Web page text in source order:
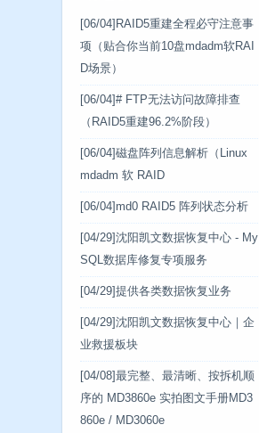
[06/04] RAID5重建全程必守注意事
项（贴合你当前10盘mdadm软RAI
D场景）
[06/04] # FTP无法访问故障排查
（RAID5重建96.2%阶段）
[06/04] 磁盘阵列信息解析（Linux
mdadm 软 RAID
[06/04] md0 RAID5 阵列状态分析
[04/29] 沈阳凯文数据恢复中心 - My
SQL数据库修复专项服务
[04/29] 提供各类数据恢复业务
[04/29] 沈阳凯文数据恢复中心｜企
业救援板块
[04/08] 最完整、最清晰、按拆机顺
序的 MD3860e 实拍图文手册MD3
860e / MD3060e